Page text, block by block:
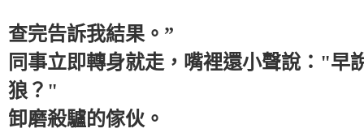
查完告訴我結果。”
同事立即轉身就走，嘴裡還小聲說："早
狼？"
卸磨殺驢的傢伙。